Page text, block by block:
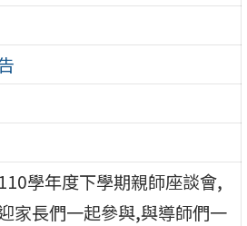
學年度下學期親師座談會,
家長們一起參與,與導師們一